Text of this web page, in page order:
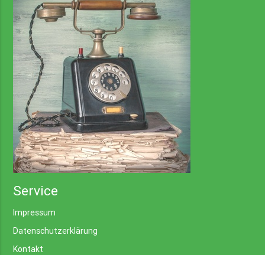
Service
Impressum
Datenschutzerklärung
Kontakt